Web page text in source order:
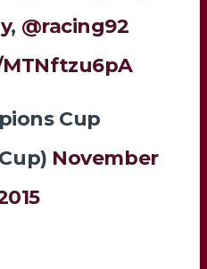
, @racing92
Cup
November